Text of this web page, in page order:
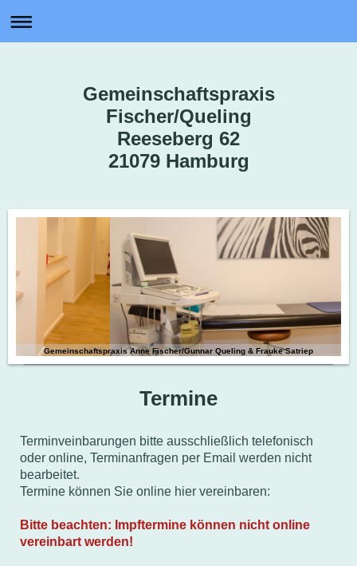
Gemeinschaftspraxis
Fischer/Queling
Reeseberg 62
21079 Hamburg
Gemeinschaftspraxis Anne Fischer/Gunnar Queling & Frauke Satriep
Termine
Terminveinbarungen bitte ausschließlich telefonisch
oder online, Terminanfragen per Email werden nicht
bearbeitet.
Termine können Sie online hier vereinbaren:
Bitte beachten: Impftermine können nicht online
vereinbart werden!